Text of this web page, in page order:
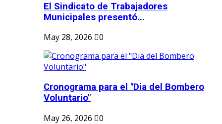
El Sindicato de Trabajadores
Municipales presentó...
May 28, 2026
0
Cronograma para el "Dia del Bombero
Voluntario"
May 26, 2026
0